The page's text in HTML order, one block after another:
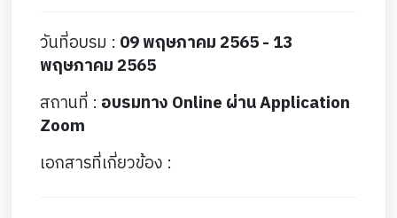
วันที่อบรม : 09 พฤษภาคม 2565 - 13
พฤษภาคม 2565
สถานที่ : อบรมทาง Online ผ่าน Application
Zoom
เอกสารที่เกี่ยวข้อง :